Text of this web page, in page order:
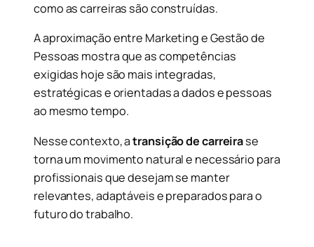
como as carreiras são construídas.
A aproximação entre Marketing e Gestão de
Pessoas mostra que as competências
exigidas hoje são mais integradas,
estratégicas e orientadas a dados e pessoas
ao mesmo tempo.
Nesse contexto, atransição de carreirase
torna um movimento natural e necessário para
profissionais que desejam se manter
relevantes, adaptáveis e preparados para o
futuro do trabalho.